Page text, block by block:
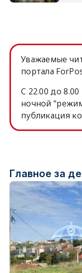
Уважаемые
портала
C 22.00 до
ночной
публикация
Главное за